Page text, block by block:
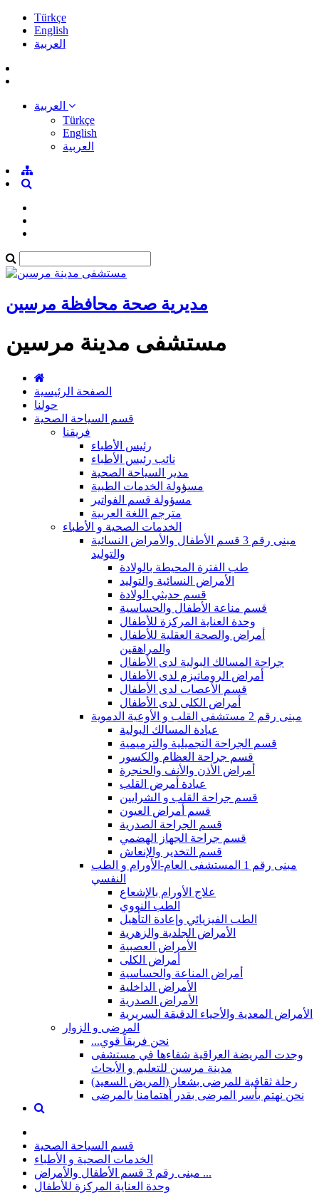
Türkçe
English
العربية
Türkçe
English
العربية
مديرية صحة محافظة مرسين
مستشفى مدينة مرسين
الصفحة الرئيسية
حولنا
قسم السياحة الصحية
فريقنا
رئيس الأطباء
نائب رئيس الأطباء
مدير السياحة الصحية
مسؤولة الخدمات الطبية
مسؤولة قسم الفواتير
مترجم اللغة العربية
الخدمات الصحية و الأطباء
مبنى رقم 3 قسم الأطفال والأمراض النسائية
والتوليد
طب الفترة المحيطة بالولادة
الأمراض النسائية والتوليد
قسم حديثي الولادة
قسم مناعة الأطفال والحساسية
وحدة العناية المركزة للأطفال
أمراض والصحة العقلية للأطفال
والمراهقين
جراحة المسالك البولية لدى الأطفال
أمراض الروماتيزم لدى الأطفال
قسم الأعصاب لدى الأطفال
أمراض الكلى لدى الأطفال
مبنى رقم 2 مستشفى القلب و الأوعية الدموية
عيادة المسالك البولية
قسم الجراحة التجميلية والترميمية
قسم جراحة العظام والكسور
أمراض الأذن والأنف والحنجرة
عيادة أمرض القلب
قسم جراحة القلب و الشرايين
قسم أمراض العيون
قسم الجراحة الصدرية
قسم جراحة الجهاز الهضمي
قسم التخدير والإنعاش
مبنى رقم 1 المستشفى العام-الأورام و الطب
النفسي
علاج الأورام بالإشعاع
الطب النووي
الطب الفيزيائي وإعادة التأهيل
الأمراض الجلدية والزهرية
الأمراض العصبية
أمراض الكلى
أمراض المناعة والحساسية
الأمراض الداخلية
الأمراض الصدرية
الأمراض المعدية والأحياء الدقيقة السريرية
المرضى و الزوار
...نحن فريقاً قوي
وجدت المريضة العراقية شفاءها في مستشفى
مدينة مرسين للتعليم و الأبحاث
رحلة ثقافية للمرضى بشعار (المريض السعيد)
نحن نهتم بأسر المرضى بقدر أهتمامنا بالمرضى
قسم السياحة الصحية
الخدمات الصحية و الأطباء
مبنى رقم 3 قسم الأطفال والأمراض ...
وحدة العناية المركزة للأطفال